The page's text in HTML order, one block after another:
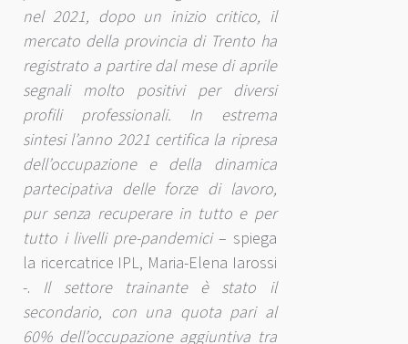
nel 2021, dopo un inizio critico, il
mercato della provincia di Trento ha
registrato a partire dal mese di aprile
segnali molto positivi per diversi
profili professionali. In estrema
sintesi l’anno 2021 certifica la ripresa
dell’occupazione e della dinamica
partecipativa delle forze di lavoro,
pur senza recuperare in tutto e per
tutto i livelli pre-pandemici– spiega
la ricercatrice IPL, Maria-Elena Iarossi
-. Il settore trainante è stato il
secondario, con una quota pari al
60% dell’occupazione aggiuntiva tra